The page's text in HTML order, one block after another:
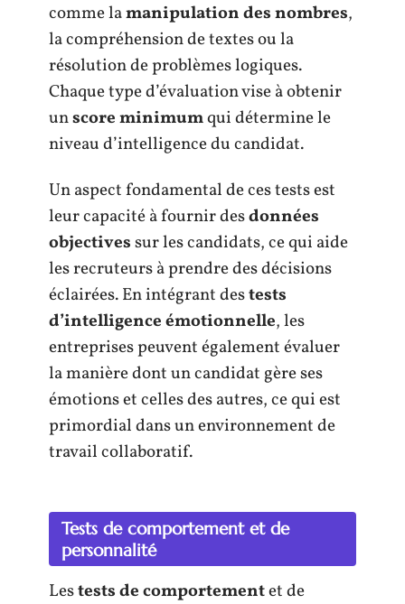
comme lamanipulation des nombres,
la compréhension de textes ou la
résolution de problèmes logiques.
Chaque type d’évaluation vise à obtenir
unscore minimumqui détermine le
niveau d’intelligence du candidat.
Un aspect fondamental de ces tests est
leur capacité à fournir desdonnées
objectivessur les candidats, ce qui aide
les recruteurs à prendre des décisions
éclairées. En intégrant destests
d’intelligence émotionnelle, les
entreprises peuvent également évaluer
la manière dont un candidat gère ses
émotions et celles des autres, ce qui est
primordial dans un environnement de
travail collaboratif.
Tests de comportement et de
personnalité
Lestests de comportementet de